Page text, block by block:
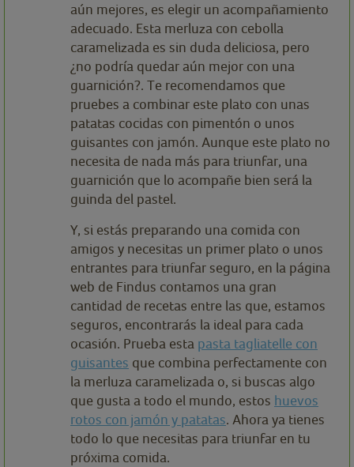
aún mejores, es elegir un acompañamiento
adecuado. Esta merluza con cebolla
caramelizada es sin duda deliciosa, pero
¿no podría quedar aún mejor con una
guarnición?. Te recomendamos que
pruebes a combinar este plato con unas
patatas cocidas con pimentón o unos
guisantes con jamón. Aunque este plato no
necesita de nada más para triunfar, una
guarnición que lo acompañe bien será la
guinda del pastel.
Y, si estás preparando una comida con
amigos y necesitas un primer plato o unos
entrantes para triunfar seguro, en la página
web de Findus contamos una gran
cantidad de recetas entre las que, estamos
seguros, encontrarás la ideal para cada
ocasión. Prueba esta pasta tagliatelle con
guisantes que combina perfectamente con
la merluza caramelizada o, si buscas algo
que gusta a todo el mundo, estos huevos
rotos con jamón y patatas. Ahora ya tienes
todo lo que necesitas para triunfar en tu
próxima comida.